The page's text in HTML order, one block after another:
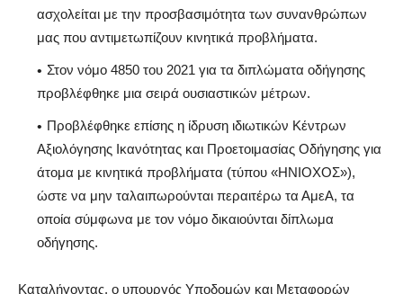
ασχολείται με την προσβασιμότητα των συνανθρώπων
μας που αντιμετωπίζουν κινητικά προβλήματα.
Στον νόμο 4850 του 2021 για τα διπλώματα οδήγησης
προβλέφθηκε μια σειρά ουσιαστικών μέτρων.
Προβλέφθηκε επίσης η ίδρυση ιδιωτικών Κέντρων
Αξιολόγησης Ικανότητας και Προετοιμασίας Οδήγησης για
άτομα με κινητικά προβλήματα (τύπου «ΗΝΙΟΧΟΣ»),
ώστε να μην ταλαιπωρούνται περαιτέρω τα ΑμεΑ, τα
οποία σύμφωνα με τον νόμο δικαιούνται δίπλωμα
οδήγησης.
Καταλήγοντας, ο υπουργός Υποδομών και Μεταφορών